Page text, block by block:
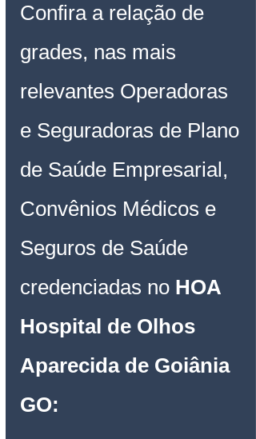
Confira a relação de
grades, nas mais
relevantes Operadoras
e Seguradoras de Plano
de Saúde Empresarial,
Convênios Médicos e
Seguros de Saúde
credenciadas no HOA
Hospital de Olhos
Aparecida de Goiânia
GO: